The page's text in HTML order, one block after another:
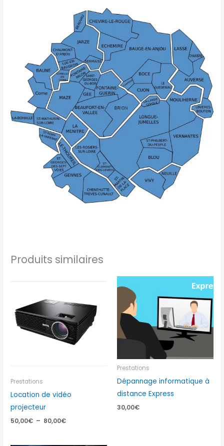
Produits similaires
Prestations
Location de vidéo
projecteur
50,00€ – 80,00€
Plage
50,00€
à
80,00€
Prestations
Dépannage informatique à
distance Express
30,00€